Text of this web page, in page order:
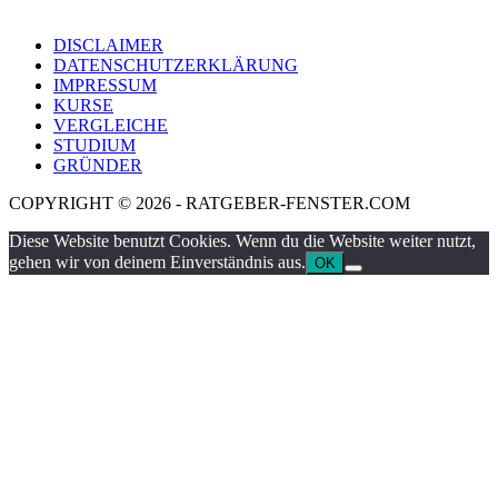
DISCLAIMER
DATENSCHUTZERKLÄRUNG
IMPRESSUM
KURSE
VERGLEICHE
STUDIUM
GRÜNDER
COPYRIGHT © 2026 - RATGEBER-FENSTER.COM
Diese Website benutzt Cookies. Wenn du die Website weiter nutzt,
gehen wir von deinem Einverständnis aus. OK